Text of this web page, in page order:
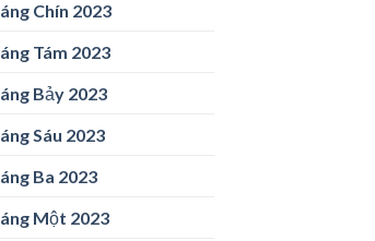
Chín 2023
Tám 2023
Bảy 2023
Sáu 2023
Ba 2023
Một 2023